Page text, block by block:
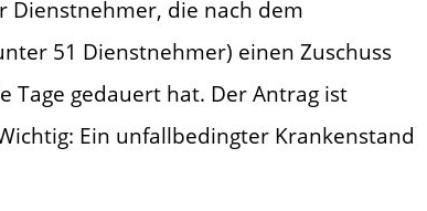
Dienstnehmer, die nach dem
51 Dienstnehmer) einen Zuschuss
Tage gedauert hat. Der Antrag ist
Ein unfallbedingter Krankenstand